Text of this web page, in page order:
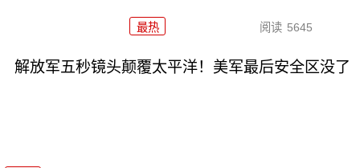
最热 阅读 5645
解放军五秒镜头颠覆太平洋！美军最后安全区没了